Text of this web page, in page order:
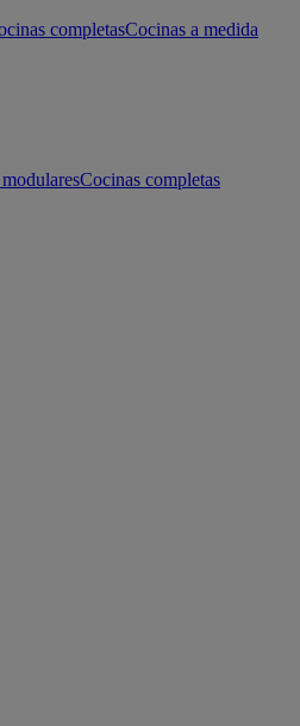
completasCocinas a medida
Cocinas completas